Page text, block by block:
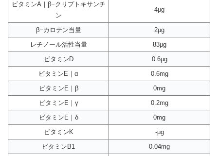
ビタミンA｜β−クリプトキサンチ
ン
4μg
β−カロテン当量
2μg
レチノール活性当量
83μg
ビタミンD
0.6μg
ビタミンE｜α
0.6mg
ビタミンE｜β
0mg
ビタミンE｜γ
0.2mg
ビタミンE｜δ
0mg
ビタミンK
-μg
ビタミンB1
0.04mg